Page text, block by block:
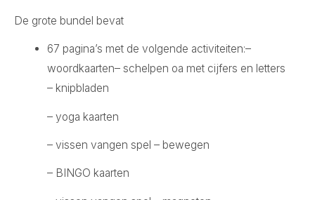
De grote bundel bevat
67 pagina’s met de volgende activiteiten:–
woordkaarten– schelpen oa met cijfers en letters
– knipbladen
– yoga kaarten
– vissen vangen spel – bewegen
– BINGO kaarten